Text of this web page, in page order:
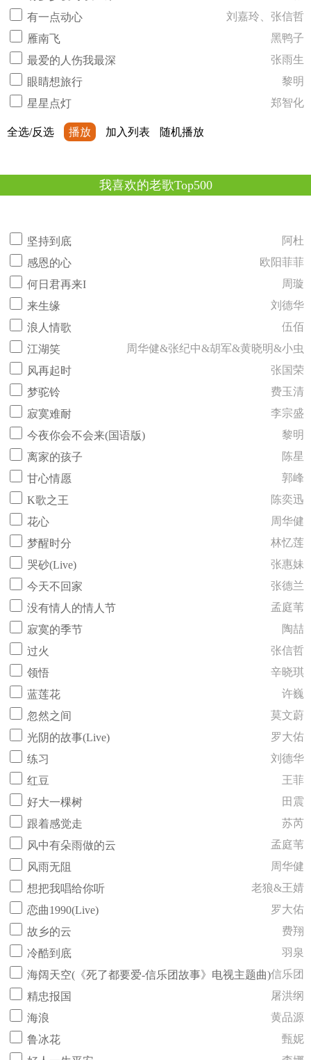
有一点动心
刘嘉玲、张信哲
雁南飞
黑鸭子
最爱的人伤我最深
张雨生
眼睛想旅行
黎明
星星点灯
郑智化
全选/反选 播放 加入列表 随机播放
我喜欢的老歌Top500
坚持到底
阿杜
感恩的心
欧阳菲菲
何日君再来I
周璇
来生缘
刘德华
浪人情歌
伍佰
江湖笑
周华健&张纪中&胡军&黄晓明&小虫
风再起时
张国荣
梦驼铃
费玉清
寂寞难耐
李宗盛
今夜你会不会来(国语版)
黎明
离家的孩子
陈星
甘心情愿
郭峰
K歌之王
陈奕迅
花心
周华健
梦醒时分
林忆莲
哭砂(Live)
张惠妹
今天不回家
张德兰
没有情人的情人节
孟庭苇
寂寞的季节
陶喆
过火
张信哲
领悟
辛晓琪
蓝莲花
许巍
忽然之间
莫文蔚
光阴的故事(Live)
罗大佑
练习
刘德华
红豆
王菲
好大一棵树
田震
跟着感觉走
苏芮
风中有朵雨做的云
孟庭苇
风雨无阻
周华健
想把我唱给你听
老狼&王婧
恋曲1990(Live)
罗大佑
故乡的云
费翔
冷酷到底
羽泉
海阔天空(《死了都要爱-信乐团故事》电视主题曲)信乐团
精忠报国
屠洪纲
海浪
黄品源
鲁冰花
甄妮